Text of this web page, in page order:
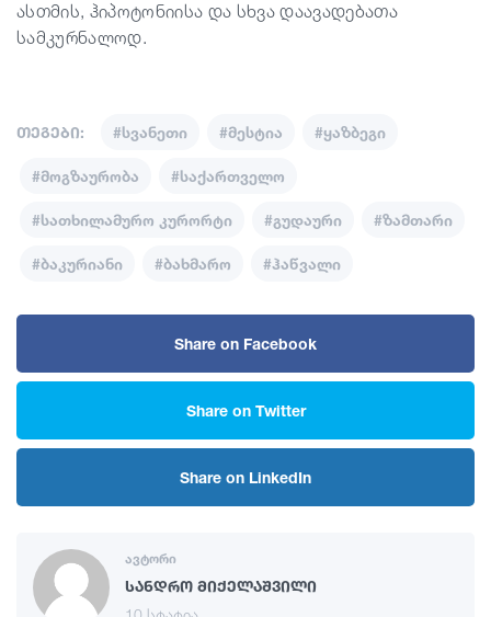
ასთმის, ჰიპოტონიისა და სხვა დაავადებათა
სამკურნალოდ.
თეგები: #სვანეთი #მესტია #ყაზბეგი
#მოგზაურობა #საქართველო
#სათხილამურო კურორტი #გუდაური #ზამთარი
#ბაკურიანი #ბახმარო #ჰაწვალი
Share on Facebook
Share on Twitter
Share on LinkedIn
ავტორი
სანდრო მიქელაშვილი